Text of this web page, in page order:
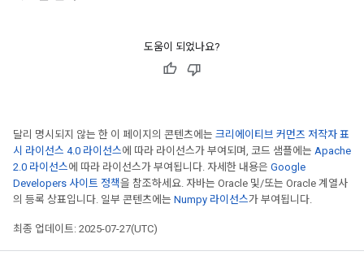
도움이 되었나요?
달리 명시되지 않는 한 이 페이지의 콘텐츠에는 크리에이티브 커먼즈 저작자 표
시 라이선스 4.0 라이선스에 따라 라이선스가 부여되며, 코드 샘플에는 Apache
2.0 라이선스에 따라 라이선스가 부여됩니다. 자세한 내용은 Google
Developers 사이트 정책을 참조하세요. 자바는 Oracle 및/또는 Oracle 계열사
의 등록 상표입니다. 일부 콘텐츠에는 Numpy 라이선스가 부여됩니다.
최종 업데이트: 2025-07-27(UTC)